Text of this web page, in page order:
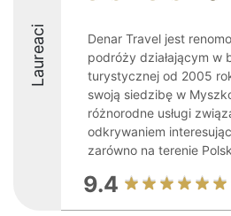
Laureaci
Denar Travel jest
podróży działającym w
turystycznej od 2005
swoją siedzibę w
różnorodne usługi
odkrywaniem
zarówno na terenie
9.4